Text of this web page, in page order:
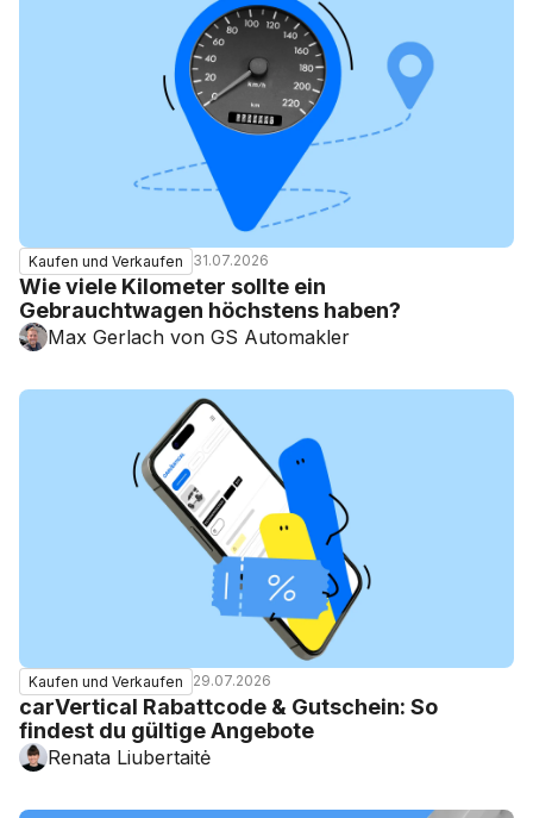
Kaufen und Verkaufen 31.07.2026
Wie viele Kilometer sollte ein
Gebrauchtwagen höchstens haben?
Max Gerlach von GS Automakler
Kaufen und Verkaufen 29.07.2026
carVertical Rabattcode & Gutschein: So
findest du gültige Angebote
Renata Liubertaitė